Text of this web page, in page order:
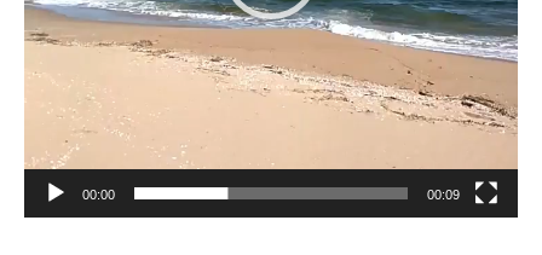
00:00 00:09